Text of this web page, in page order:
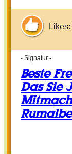
- Signatur -
Beste
Das Sie